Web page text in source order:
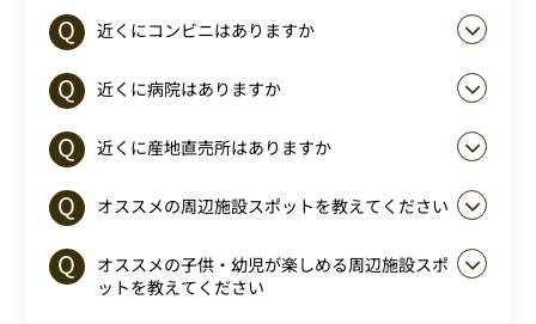
近くにコンビニはありますか
近くに病院はありますか
近くに産地直売所はありますか
オススメの周辺施設スポットを教えてください
オススメの子供・幼児が楽しめる周辺施設スポ
ットを教えてください